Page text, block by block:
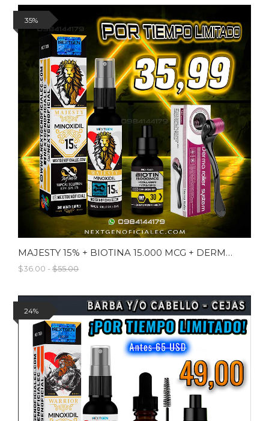
35%
MAJESTY 15% + BIOTINA 15.000 MCG + DERMAROLLER
$36.00 - $55.00
24%